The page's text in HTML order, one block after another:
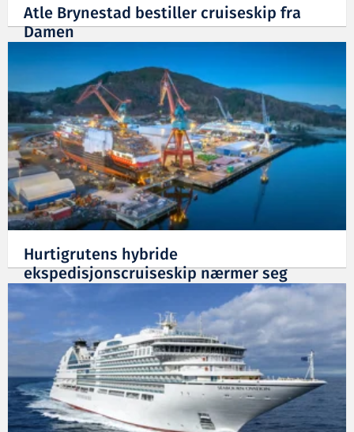
Atle Brynestad bestiller cruiseskip fra
Damen
Hurtigrutens hybride
ekspedisjonscruiseskip nærmer seg
21.12.2018